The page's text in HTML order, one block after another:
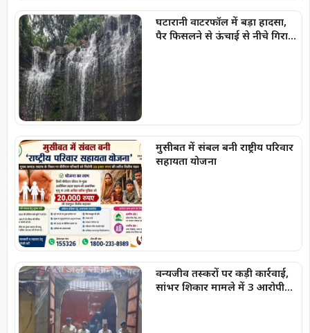
घटारानी वाटरफॉल में बड़ा हादसा,
पैर फिसलने से ऊंचाई से नीचे गिरा
मुसीबत में संबल बनी राष्ट्रीय परिवार
सहायता योजना
वन्यजीव तस्करों पर कड़ी कार्रवाई,
सांभर शिकार मामले में 3 आरोपी